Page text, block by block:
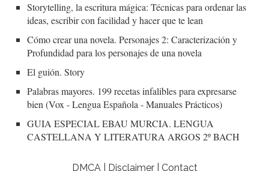
Storytelling, la escritura mágica: Técnicas para ordenar las
ideas, escribir con facilidad y hacer que te lean
Cómo crear una novela. Personajes 2: Caracterización y
Profundidad para los personajes de una novela
El guión. Story
Palabras mayores. 199 recetas infalibles para expresarse
bien (Vox - Lengua Española - Manuales Prácticos)
GUIA ESPECIAL EBAU MURCIA. LENGUA
CASTELLANA Y LITERATURA ARGOS 2º BACH
DMCA | Disclaimer | Contact